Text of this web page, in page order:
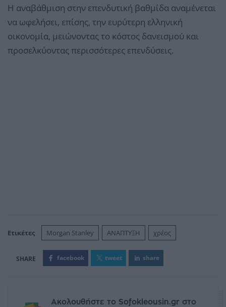
Η αναβάθμιση στην επενδυτική βαθμίδα αναμένεται
να ωφελήσει, επίσης, την ευρύτερη ελληνική
οικονομία, μειώνοντας το κόστος δανεισμού και
προσελκύοντας περισσότερες επενδύσεις.
Ετικέτες Morgan Stanley ΑΝΑΠΤΥΞΗ χρέος
facebook tweet share
Ακολουθήστε το Sofokleousin.gr στο